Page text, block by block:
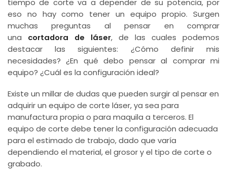
tiempo de corte va a depender de su potencia, por
eso no hay como tener un equipo propio. Surgen
muchas preguntas al pensar en comprar
una cortadora de láser, de las cuales podemos
destacar las siguientes: ¿Cómo definir mis
necesidades? ¿En qué debo pensar al comprar mi
equipo? ¿Cuál es la configuración ideal?
Existe un millar de dudas que pueden surgir al pensar en
adquirir un equipo de corte láser, ya sea para
manufactura propia o para maquila a terceros. El
equipo de corte debe tener la configuración adecuada
para el estimado de trabajo, dado que varía
dependiendo el material, el grosor y el tipo de corte o
grabado.